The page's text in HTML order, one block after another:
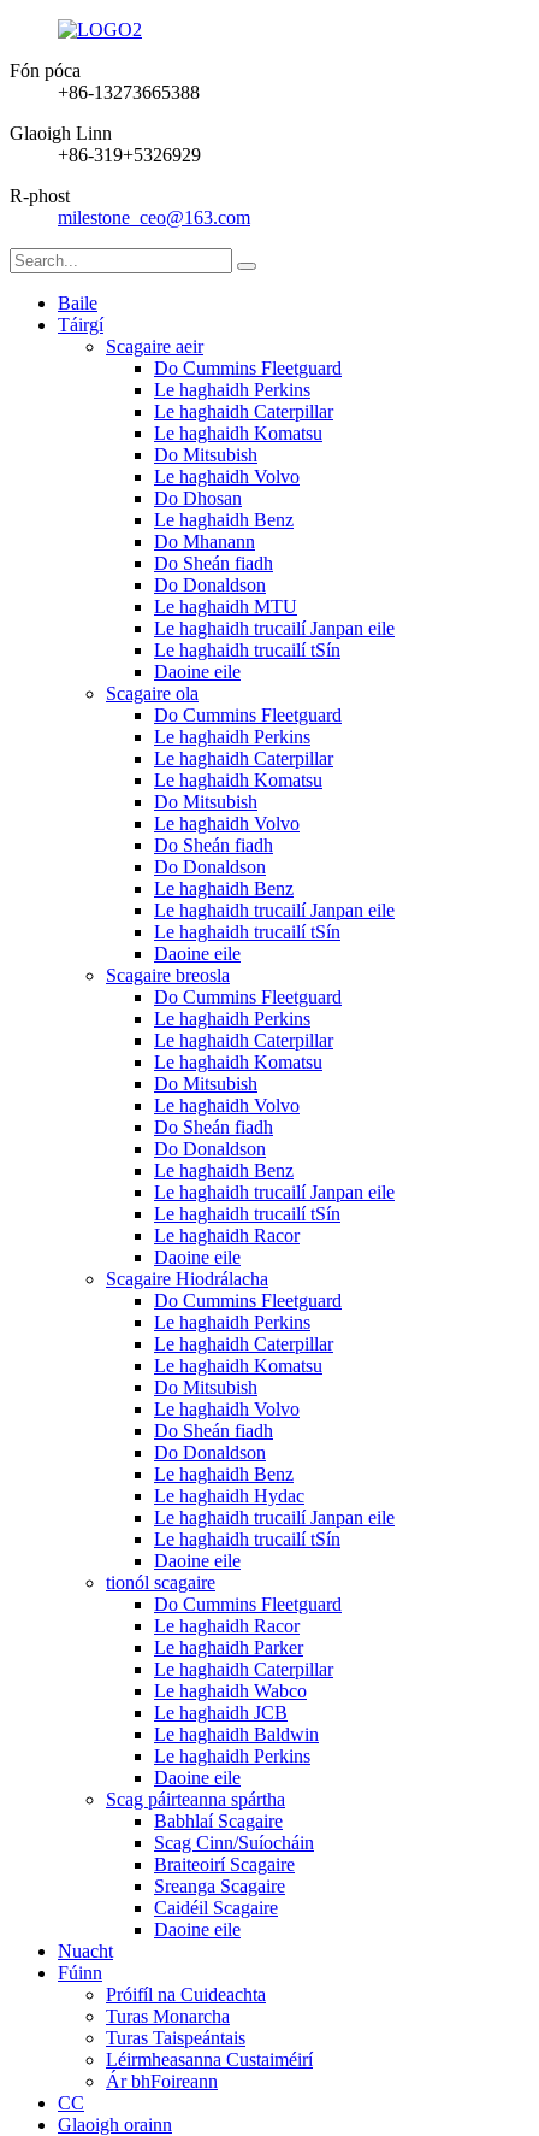
Fón póca
+86-13273665388
Glaoigh Linn
+86-319+5326929
R-phost
milestone_ceo@163.com
Baile
Táirgí
Scagaire aeir
Do Cummins Fleetguard
Le haghaidh Perkins
Le haghaidh Caterpillar
Le haghaidh Komatsu
Do Mitsubish
Le haghaidh Volvo
Do Dhosan
Le haghaidh Benz
Do Mhanann
Do Sheán fiadh
Do Donaldson
Le haghaidh MTU
Le haghaidh trucailí Janpan eile
Le haghaidh trucailí tSín
Daoine eile
Scagaire ola
Do Cummins Fleetguard
Le haghaidh Perkins
Le haghaidh Caterpillar
Le haghaidh Komatsu
Do Mitsubish
Le haghaidh Volvo
Do Sheán fiadh
Do Donaldson
Le haghaidh Benz
Le haghaidh trucailí Janpan eile
Le haghaidh trucailí tSín
Daoine eile
Scagaire breosla
Do Cummins Fleetguard
Le haghaidh Perkins
Le haghaidh Caterpillar
Le haghaidh Komatsu
Do Mitsubish
Le haghaidh Volvo
Do Sheán fiadh
Do Donaldson
Le haghaidh Benz
Le haghaidh trucailí Janpan eile
Le haghaidh trucailí tSín
Le haghaidh Racor
Daoine eile
Scagaire Hiodrálacha
Do Cummins Fleetguard
Le haghaidh Perkins
Le haghaidh Caterpillar
Le haghaidh Komatsu
Do Mitsubish
Le haghaidh Volvo
Do Sheán fiadh
Do Donaldson
Le haghaidh Benz
Le haghaidh Hydac
Le haghaidh trucailí Janpan eile
Le haghaidh trucailí tSín
Daoine eile
tionól scagaire
Do Cummins Fleetguard
Le haghaidh Racor
Le haghaidh Parker
Le haghaidh Caterpillar
Le haghaidh Wabco
Le haghaidh JCB
Le haghaidh Baldwin
Le haghaidh Perkins
Daoine eile
Scag páirteanna spártha
Babhlaí Scagaire
Scag Cinn/Suíocháin
Braiteoirí Scagaire
Sreanga Scagaire
Caidéil Scagaire
Daoine eile
Nuacht
Fúinn
Próifíl na Cuideachta
Turas Monarcha
Turas Taispeántais
Léirmheasanna Custaiméirí
Ár bhFoireann
CC
Glaoigh orainn